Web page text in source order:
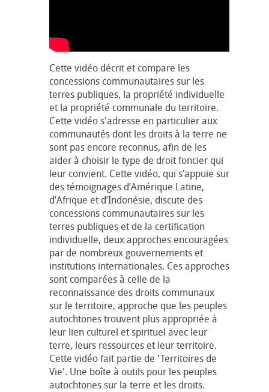
Cette vidéo décrit et compare les
concessions communautaires sur les
terres publiques, la propriété individuelle
et la propriété communale du territoire.
Cette vidéo s'adresse en particulier aux
communautés dont les droits à la terre ne
sont pas encore reconnus, afin de les
aider à choisir le type de droit foncier qui
leur convient. Cette vidéo, qui s’appuie sur
des témoignages d’Amérique Latine,
d’Afrique et d’Indonésie, discute des
concessions communautaires sur les
terres publiques et de la certification
individuelle, deux approches encouragées
par de nombreux gouvernements et
institutions internationales. Ces approches
sont comparées à celle de la
reconnaissance des droits communaux
sur le territoire, approche que les peuples
autochtones trouvent plus appropriée à
leur lien culturel et spirituel avec leur
terre, leurs ressources et leur territoire.
Cette vidéo fait partie de 'Territoires de
Vie'. Une boîte à outils pour les peuples
autochtones sur la terre et les droits.